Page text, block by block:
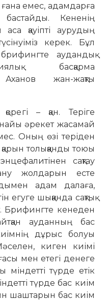
ғана емес, адамдарға
Кененің
қауіпті аурудың
керек. Бұл
аудандық
басқарма
жан-жақты
– қан. Теріге
әрекет жасамай
Оның өзі теріден
толыққанды тоюы
сақтау
жол­дарын есте
адам далаға,
шыққанда сақтық
Брифингте кенеден
ауданның бас
дұрыс болуы
киген киімі
мен етегі денеге
міндетті түрде етік
түрде бас киім
шаш­тарын бас киім